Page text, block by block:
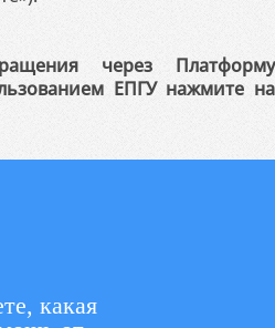
через Платформу
ЕПГУ нажмите на
какая